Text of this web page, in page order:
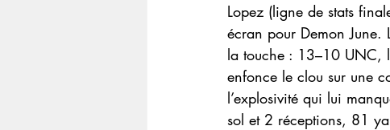
Lopez (ligne de stats
écran pour Demon
la touche : 13–10 UNC,
enfonce le clou sur une
l’explosivité qui lui
sol et 2 réceptions, 81